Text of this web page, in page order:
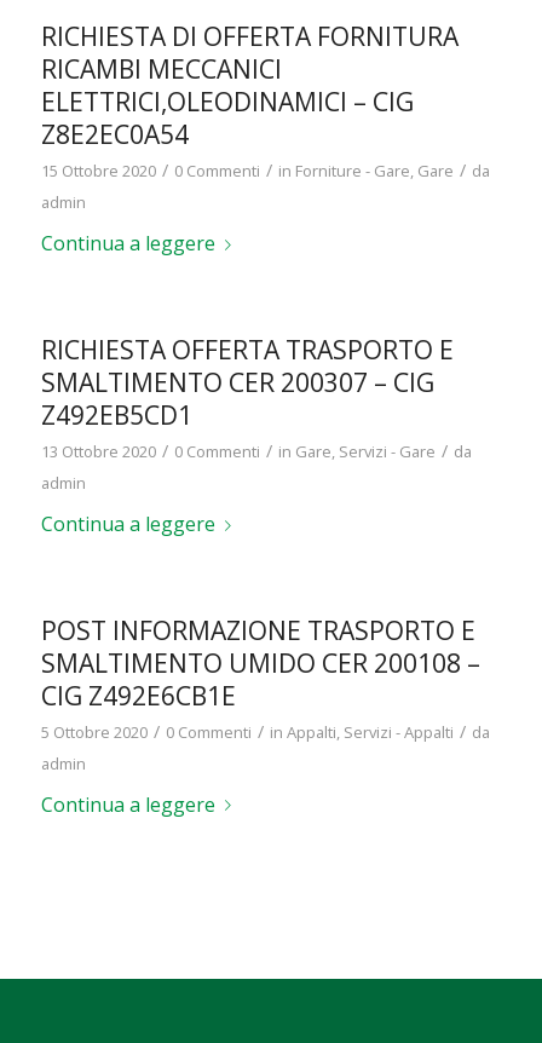
RICHIESTA DI OFFERTA FORNITURA
RICAMBI MECCANICI
ELETTRICI,OLEODINAMICI – CIG
Z8E2EC0A54
15 Ottobre 2020 / 0 Commenti / in Forniture - Gare, Gare / da
admin
Continua a leggere
RICHIESTA OFFERTA TRASPORTO E
SMALTIMENTO CER 200307 – CIG
Z492EB5CD1
13 Ottobre 2020 / 0 Commenti / in Gare, Servizi - Gare / da
admin
Continua a leggere
POST INFORMAZIONE TRASPORTO E
SMALTIMENTO UMIDO CER 200108 –
CIG Z492E6CB1E
5 Ottobre 2020 / 0 Commenti / in Appalti Servizi - Appalti / da
admin
Continua a leggere